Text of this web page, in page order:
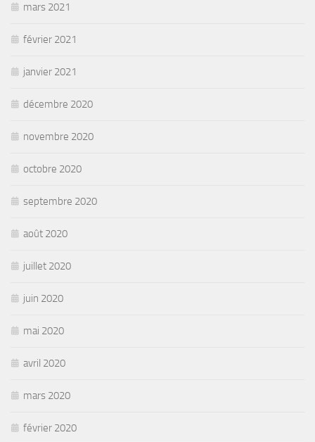
mars 2021
février 2021
janvier 2021
décembre 2020
novembre 2020
octobre 2020
septembre 2020
août 2020
juillet 2020
juin 2020
mai 2020
avril 2020
mars 2020
février 2020